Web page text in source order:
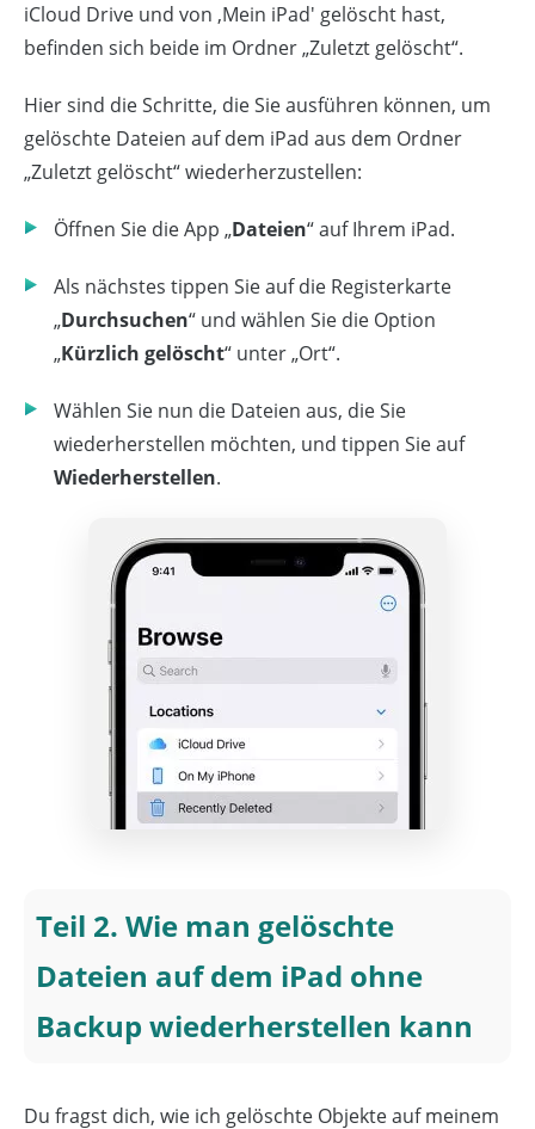
iCloud Drive und von ,Mein iPad' gelöscht hast,
befinden sich beide im Ordner „Zuletzt gelöscht“.
Hier sind die Schritte, die Sie ausführen können, um
gelöschte Dateien auf dem iPad aus dem Ordner
„Zuletzt gelöscht“ wiederherzustellen:
Öffnen Sie die App „Dateien“ auf Ihrem iPad.
Als nächstes tippen Sie auf die Registerkarte
„Durchsuchen“ und wählen Sie die Option
„Kürzlich gelöscht“ unter „Ort“.
Wählen Sie nun die Dateien aus, die Sie
wiederherstellen möchten, und tippen Sie auf
Wiederherstellen.
Teil 2. Wie man gelöschte
Dateien auf dem iPad ohne
Backup wiederherstellen kann
Du fragst dich, wie ich gelöschte Objekte auf meinem